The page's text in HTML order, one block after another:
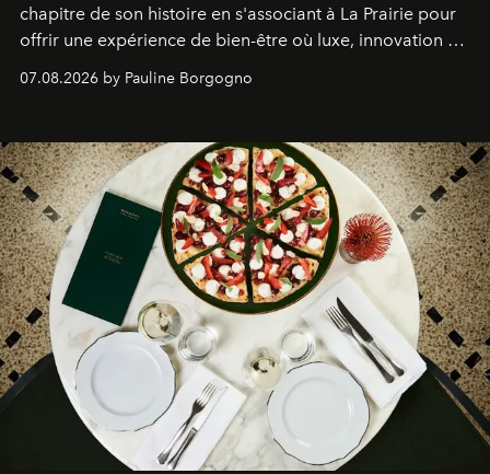
chapitre de son histoire en s'associant à La Prairie pour
offrir une expérience de bien-être où luxe, innovation et
expertise se rencontrent.
07.08.2026 by Pauline Borgogno